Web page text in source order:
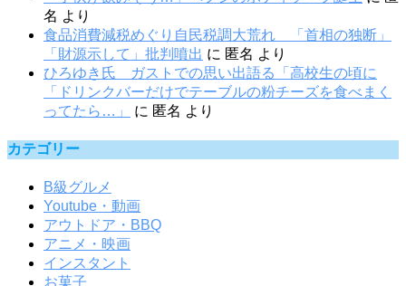
名 より
食品消費減税めぐり自民税調大荒れ 「首相の独断」
「財源示して」批判噴出 に 匿名 より
ひろゆき氏 ガストでの思い出語る「高校生の頃に
「ドリンクバーだけでテーブルの粉チーズを食べまく
ってたら…」
に 匿名 より
カテゴリー
B級グルメ
Youtube・動画
アウトドア・BBQ
アニメ・映画
インスタント
お菓子